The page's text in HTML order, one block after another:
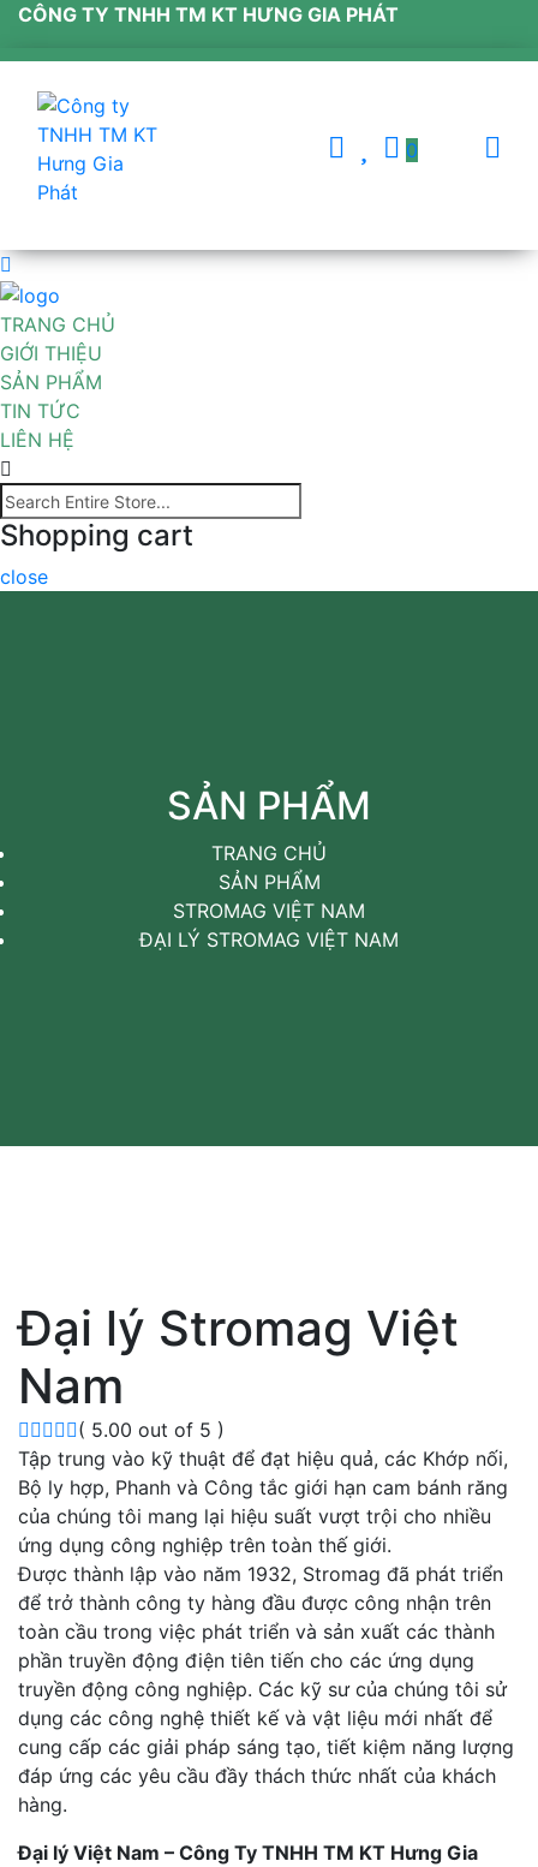
CÔNG TY TNHH TM KT HƯNG GIA PHÁT
0
TRANG CHỦ
GIỚI THIỆU
SẢN PHẨM
TIN TỨC
LIÊN HỆ
Shopping cart
close
SẢN PHẨM
TRANG CHỦ
SẢN PHẨM
STROMAG VIỆT NAM
ĐẠI LÝ STROMAG VIỆT NAM
Đại lý Stromag Việt
Nam
( 5.00 out of 5 )
Tập trung vào kỹ thuật để đạt hiệu quả, các Khớp nối,
Bộ ly hợp, Phanh và Công tắc giới hạn cam bánh răng
của chúng tôi mang lại hiệu suất vượt trội cho nhiều
ứng dụng công nghiệp trên toàn thế giới.
Được thành lập vào năm 1932, Stromag đã phát triển
để trở thành công ty hàng đầu được công nhận trên
toàn cầu trong việc phát triển và sản xuất các thành
phần truyền động điện tiên tiến cho các ứng dụng
truyền động công nghiệp. Các kỹ sư của chúng tôi sử
dụng các công nghệ thiết kế và vật liệu mới nhất để
cung cấp các giải pháp sáng tạo, tiết kiệm năng lượng
đáp ứng các yêu cầu đầy thách thức nhất của khách
hàng.
Đại lý Việt Nam – Công Ty TNHH TM KT Hưng Gia